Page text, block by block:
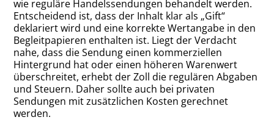
wie reguläre Handelssendungen behandelt werden.
Entscheidend ist, dass der Inhalt klar als „Gift“
deklariert wird und eine korrekte Wertangabe in den
Begleitpapieren enthalten ist. Liegt der Verdacht
nahe, dass die Sendung einen kommerziellen
Hintergrund hat oder einen höheren Warenwert
überschreitet, erhebt der Zoll die regulären Abgaben
und Steuern. Daher sollte auch bei privaten
Sendungen mit zusätzlichen Kosten gerechnet
werden.